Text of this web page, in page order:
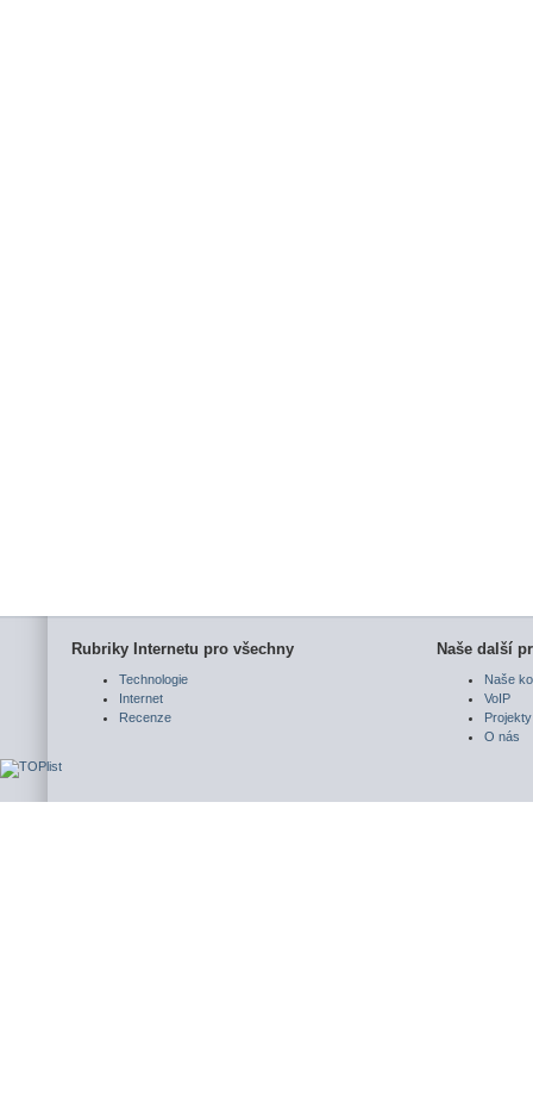
Rubriky Internetu pro všechny
Technologie
Internet
Recenze
Naše další
Naše
VoIP
Projekty
O nás